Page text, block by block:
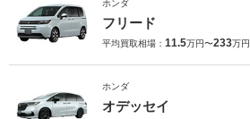
ホンダ
フリード
平均買取相場： 11.5万円〜233万円
ホンダ
オデッセイ